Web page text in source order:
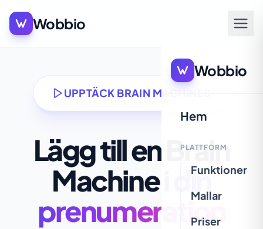
Wobbio
Wobbio
Hem
PLATTFORM
Funktioner
Mallar
Priser
UPPTÄCK BRAIN MACHINES
Lägg till en Brain
Machine i din
prenumeration